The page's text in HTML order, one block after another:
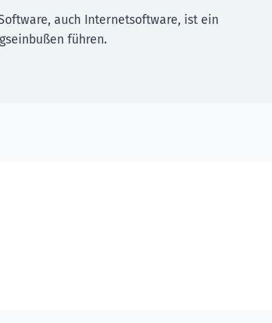
auch Internetsoftware, ist ein
führen.